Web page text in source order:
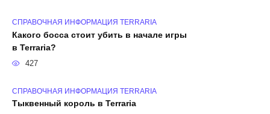
СПРАВОЧНАЯ ИНФОРМАЦИЯ TERRARIA
Какого босса стоит убить в начале игры
в Terraria?
427
СПРАВОЧНАЯ ИНФОРМАЦИЯ TERRARIA
Тыквенный король в Terraria